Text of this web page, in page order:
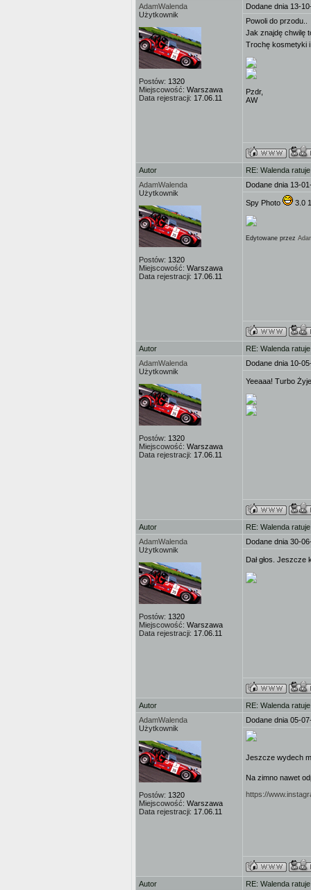
AdamWalenda
Użytkownik
Postów: 1320
Miejscowość: Warszawa
Data rejestracji: 17.06.11
Dodane dnia 13-
Powoli do przodu..
Jak znajdę chwilę
Trochę kosmetyki
Pzdr,
AW
Autor
RE: Walenda
AdamWalenda
Użytkownik
Postów: 1320
Miejscowość: Warszawa
Data rejestracji: 17.06.11
Dodane dnia 13-
Spy Photo 3.0
Edytowane przez
Autor
RE: Walenda
AdamWalenda
Użytkownik
Postów: 1320
Miejscowość: Warszawa
Data rejestracji: 17.06.11
Dodane dnia 10-
Yeeaaa! Turbo
Autor
RE: Walenda
AdamWalenda
Użytkownik
Postów: 1320
Miejscowość: Warszawa
Data rejestracji: 17.06.11
Dodane dnia 30-
Dał głos.
Autor
RE: Walenda
AdamWalenda
Użytkownik
Postów: 1320
Miejscowość: Warszawa
Data rejestracji: 17.06.11
Dodane dnia 05-
Jeszcze wydech
Na zimno nawet
https://
Autor
RE: Walenda